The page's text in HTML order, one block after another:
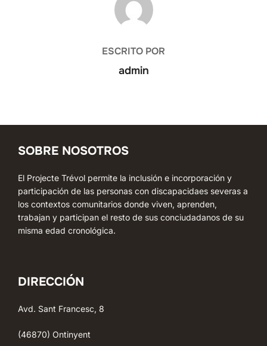
ESCRITO POR
admin
SOBRE NOSOTROS
El Projecte Trévol permite la inclusión e incorporación y
participación de las personas con discapacidaes severas a
los contextos comunitarios donde viven, aprenden,
trabajan y participan el resto de sus conciudadanos de su
misma edad cronológica.
DIRECCIÓN
Avd. Sant Francesc, 8
(46870) Ontinyent